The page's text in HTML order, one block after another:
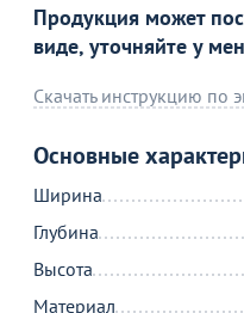
Продукция может
виде, уточняйте у
Скачать инструкцию по
Основные
Ширина
Глубина
Высота
Материал
420 ДЕН
В